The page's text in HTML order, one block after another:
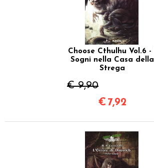
Choose Cthulhu Vol.6 - I
Sogni nella Casa della
Strega
€ 9,90
€ 7,92